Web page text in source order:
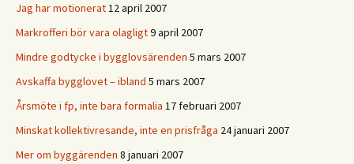
Jag har motionerat12 april 2007
Markrofferi bör vara olagligt9 april 2007
Mindre godtycke i bygglovsärenden 5 mars 2007
Avskaffa bygglovet – ibland 5 mars 2007
Årsmöte i fp, inte bara formalia 17 februari 2007
Minskat kollektivresande, inte en prisfråga 24 januari 2007
Mer om byggärenden 8 januari 2007